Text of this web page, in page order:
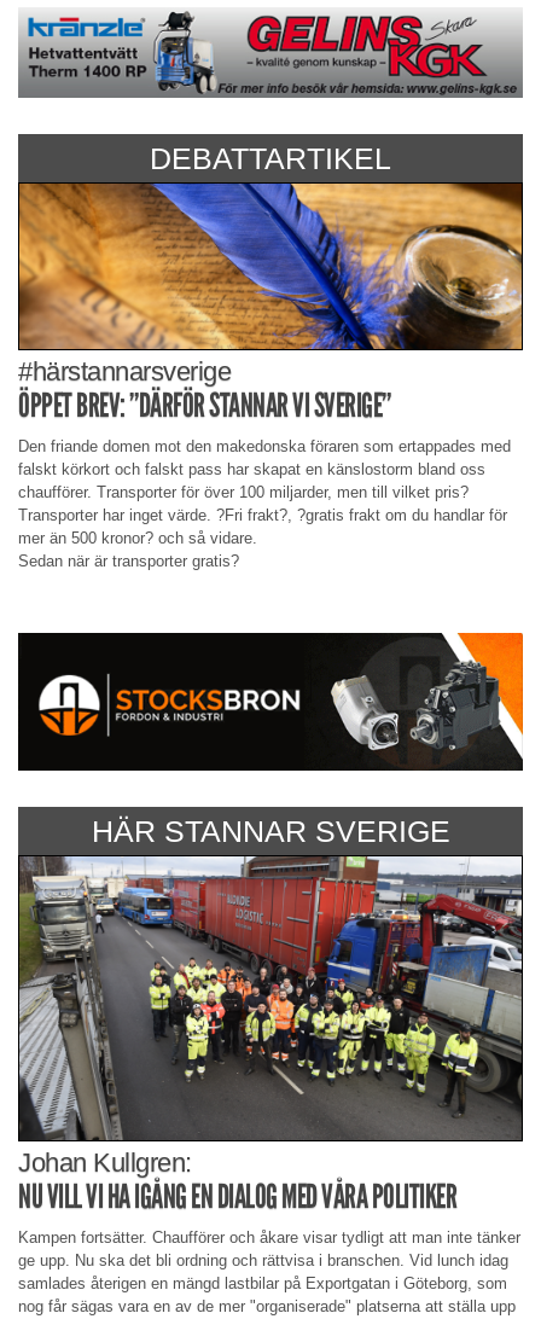
DEBATTARTIKEL
#härstannarsverige
ÖPPET BREV: ”DÄRFÖR STANNAR VI SVERIGE”
Den friande domen mot den makedonska föraren som ertappades med
falskt körkort och falskt pass har skapat en känslostorm bland oss
chaufförer. Transporter för över 100 miljarder, men till vilket pris?
Transporter har inget värde. ?Fri frakt?, ?gratis frakt om du handlar för
mer än 500 kronor? och så vidare.
Sedan när är transporter gratis?
HÄR STANNAR SVERIGE
Johan Kullgren:
NU VILL VI HA IGÅNG EN DIALOG MED VÅRA POLITIKER
Kampen fortsätter. Chaufförer och åkare visar tydligt att man inte tänker
ge upp. Nu ska det bli ordning och rättvisa i branschen. Vid lunch idag
samlades återigen en mängd lastbilar på Exportgatan i Göteborg, som
nog får sägas vara en av de mer "organiserade" platserna att ställa upp